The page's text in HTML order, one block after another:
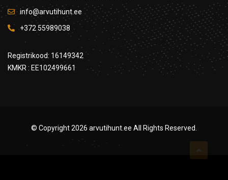
info@arvutihunt.ee
+372 55989038
Registrikood: 16149342
KMKR : EE102499661
© Copyright 2026 arvutihunt.ee All Rights Reserved.